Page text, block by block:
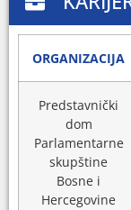
ORGANIZACIJA
Predstavnički
dom
Parlamentarne
skupštine
Bosne i
Hercegovine